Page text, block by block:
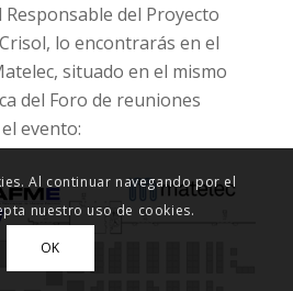
del Proyecto
lo encontrarás en el
situado en el mismo
del Foro de reuniones
evento:
Al continuar navegando por el
nuestro uso de cookies.
OK